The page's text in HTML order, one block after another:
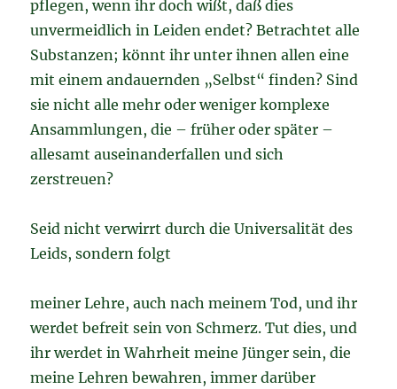
pflegen, wenn ihr doch wißt, daß dies
unvermeidlich in Leiden endet? Betrachtet alle
Substanzen; könnt ihr unter ihnen allen eine
mit einem andauernden „Selbst“ finden? Sind
sie nicht alle mehr oder weniger komplexe
Ansammlungen, die – früher oder später –
allesamt auseinanderfallen und sich
zerstreuen?
Seid nicht verwirrt durch die Universalität des
Leids, sondern folgt
meiner Lehre, auch nach meinem Tod, und ihr
werdet befreit sein von Schmerz. Tut dies, und
ihr werdet in Wahrheit meine Jünger sein, die
meine Lehren bewahren, immer darüber